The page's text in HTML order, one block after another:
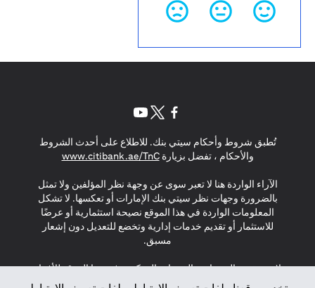
تُطبق شروط وأحكام سيتي بنك. للاطلاع على أحدث الشروط
والأحكام ، تفضل بزيارةwww.citibank.ae/TnC
(opens in a new tab)
الآراء الواردة هنا لا تعبر سوى عن وجهة نظر المؤلفين ولا تمثل
بالضرورة وجهات نظر سيتي بنك الإمارات أو تعكسها. لا تشكل
المعلومات الواردة في هذا الموقع نصيحة استثمارية أو عرضًا
للاستثمار أو تقديم خدمات إدارية وتخضع للتعديل دون إشعار
مسبق.
لا يتم تقديم المنتجات والخدمات المذكورة في هذا الموقع للأفراد
المقيمين في الاتحاد الأوروبي أو المنطقة الاقتصادية الأوروبية أو